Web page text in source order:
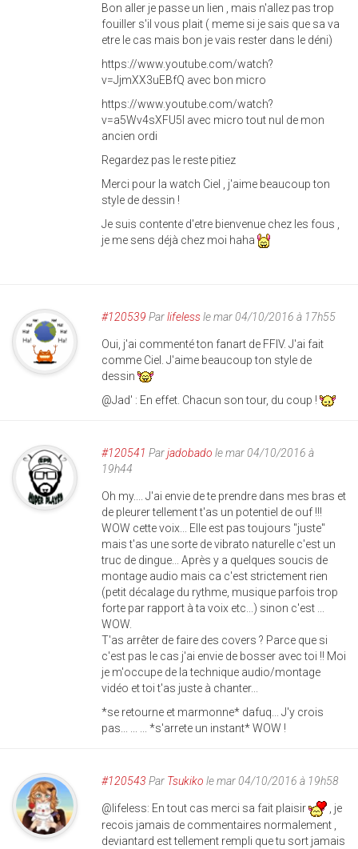
Bon aller je passe un lien , mais n'allez pas trop
fouiller s'il vous plait ( meme si je sais que sa va
etre le cas mais bon je vais rester dans le déni)
https://www.youtube.com/watch?
v=JjmXX3uEBfQ avec bon micro
https://www.youtube.com/watch?
v=a5Wv4sXFU5I avec micro tout nul de mon
ancien ordi
Regardez pas le reste pitiez
Merci pour la watch Ciel , j'aime beaucoup ton
style de dessin !
Je suis contente d'etre bienvenue chez les fous ,
je me sens déjà chez moi haha
#120539 Parlifelessle mar 04/10/2016 à 17h55
Oui, j'ai commenté ton fanart de FFIV. J'ai fait
comme Ciel. J'aime beaucoup ton style de
dessin
@Jad' : En effet. Chacun son tour, du coup !
#120541 Parjadobado le mar 04/10/2016 à
19h44
Oh my.... J'ai envie de te prendre dans mes bras et
de pleurer tellement t'as un potentiel de ouf !!!
WOW cette voix... Elle est pas toujours "juste"
mais t'as une sorte de vibrato naturelle c'est un
truc de dingue... Après y a quelques soucis de
montage audio mais ca c'est strictement rien
(petit décalage du rythme, musique parfois trop
forte par rapport à ta voix etc...) sinon c'est ...
WOW.
T'as arrêter de faire des covers ? Parce que si
c'est pas le cas j'ai envie de bosser avec toi !! Moi
je m'occupe de la technique audio/montage
vidéo et toi t'as juste à chanter...
*se retourne et marmonne* dafuq... J'y crois
pas... ... ... *s'arrete un instant* WOW !
#120543 Par Tsukiko le mar 04/10/2016 à 19h58
@lifeless: En tout cas merci sa fait plaisir
, je
recois jamais de commentaires normalement ,
deviantard est tellement rempli que tu sort jamais